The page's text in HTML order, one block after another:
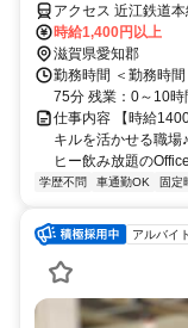
アクセス 近江鉄道
通勤OK
時給1,400円以上
滋賀県愛知郡
勤務時間 ＜勤務時
75分 残業：0～10
仕事内容 【時給
キルを活かせる職場
ヒー飲み放題の
学歴不問 車通勤OK 固定
アルバイ